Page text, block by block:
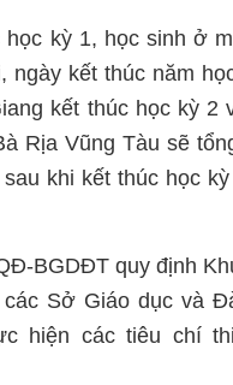
học kỳ 1, học sinh ở
ngày kết thúc năm
kết thúc học kỳ
Rịa Vũng Tàu sẽ
khi kết thúc học
BGDĐT quy định
Sở Giáo dục và
hiện các tiêu chí